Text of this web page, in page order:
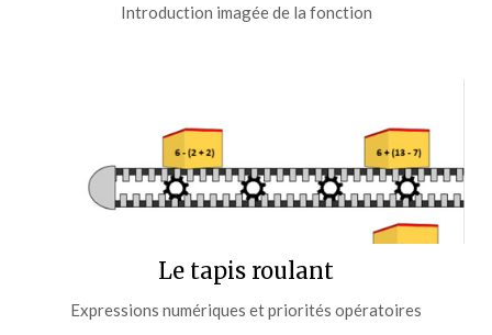
Introduction imagée de la fonction
Le tapis roulant
Expressions numériques et priorités opératoires